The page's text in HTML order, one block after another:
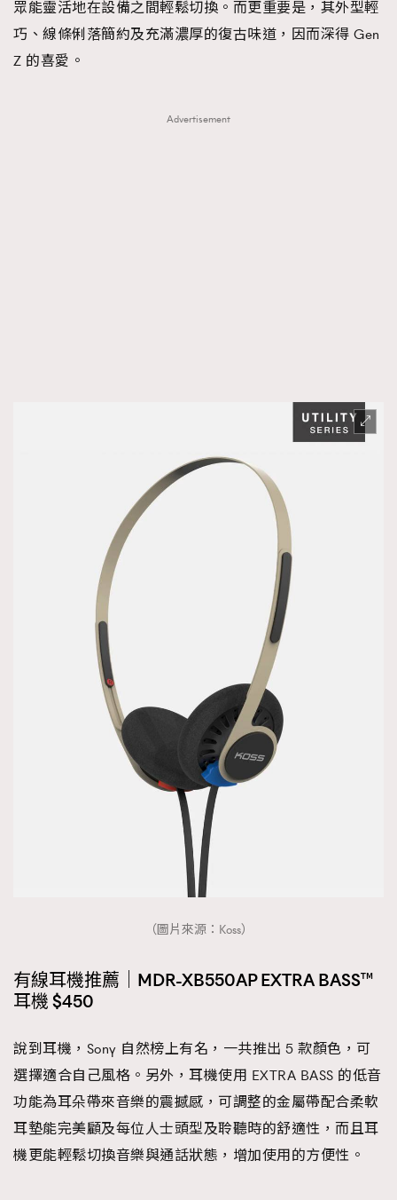
眾能靈活地在設備之間輕鬆切換。而更重要是，其外型輕
巧、線條俐落簡約及充滿濃厚的復古味道，因而深得 Gen
Z 的喜愛。
Advertisement
（圖片來源：Koss）
有線耳機推薦｜MDR-XB550AP EXTRA BASS™
耳機 $450
說到耳機，Sony 自然榜上有名，一共推出 5 款顏色，可
選擇適合自己風格。另外，耳機使用 EXTRA BASS 的低音
功能為耳朵帶來音樂的震撼感，可調整的金屬帶配合柔軟
耳墊能完美顧及每位人士頭型及聆聽時的舒適性，而且耳
機更能輕鬆切換音樂與通話狀態，增加使用的方便性。